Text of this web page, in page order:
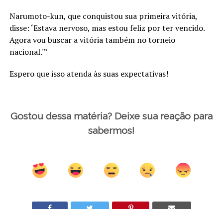
Narumoto-kun, que conquistou sua primeira vitória,
disse: ‘Estava nervoso, mas estou feliz por ter vencido.
Agora vou buscar a vitória também no torneio
nacional.'”
Espero que isso atenda às suas expectativas!
Gostou dessa matéria? Deixe sua reação para
sabermos!